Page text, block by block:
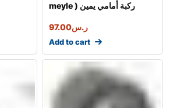
meyle ) ركبة أمامي يمين
ر.س97.00
Add to cart